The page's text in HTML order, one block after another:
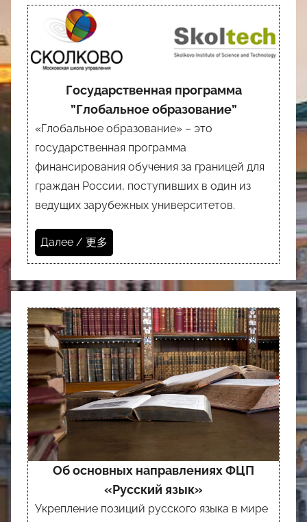
Государственная программа
”Глобальное образование”
«Глобальное образование» – это
государственная программа
финансирования обучения за границей для
граждан России, поступивших в один из
ведущих зарубежных университетов.
Далее / 更多
Об основных направлениях ФЦП
«Русский язык»
Укрепление позиций русского языка в мире